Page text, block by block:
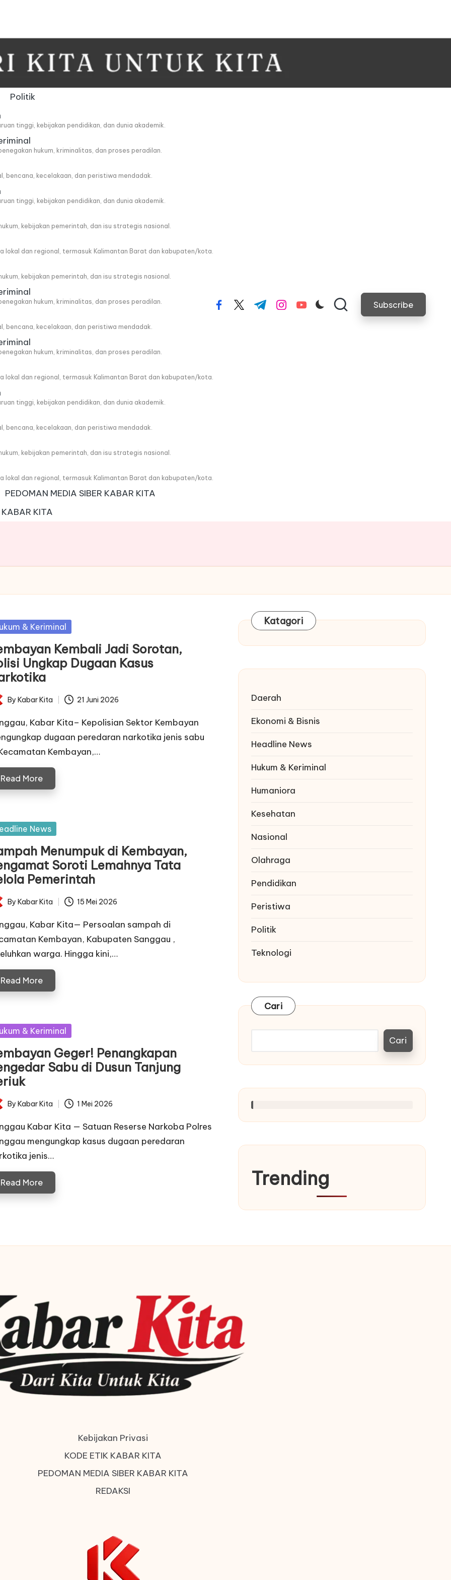
Politik
tinggi, kebijakan pendidikan, dan dunia akademik.
hukum, kriminalitas, dan proses peradilan.
bencana, kecelakaan, dan peristiwa mendadak.
tinggi, kebijakan pendidikan, dan dunia akademik.
kebijakan pemerintah, dan isu strategis nasional.
lokal dan regional, termasuk Kalimantan Barat dan kabupaten/kota.
kebijakan pemerintah, dan isu strategis nasional.
hukum, kriminalitas, dan proses peradilan.
bencana, kecelakaan, dan peristiwa mendadak.
hukum, kriminalitas, dan proses peradilan.
lokal dan regional, termasuk Kalimantan Barat dan kabupaten/kota.
tinggi, kebijakan pendidikan, dan dunia akademik.
bencana, kecelakaan, dan peristiwa mendadak.
kebijakan pemerintah, dan isu strategis nasional.
lokal dan regional, termasuk Kalimantan Barat dan kabupaten/kota.
PEDOMAN MEDIA SIBER KABAR KITA
KABAR KITA
facebook.com
twitter.com
t.me instagram.com
youtube.com Subscribe
& Keriminal
Kembali Jadi Sorotan,
Ungkap Dugaan Kasus
By Kabar Kita 21 Juni 2026
Kabar Kita– Kepolisian Sektor Kembayan
dugaan peredaran narkotika jenis sabu
Kembayan,…
Read More
News
Menumpuk di Kembayan,
Soroti Lemahnya Tata
Pemerintah
By Kabar Kita 15 Mei 2026
Kabar Kita— Persoalan sampah di
Kembayan, Kabupaten Sanggau ,
warga. Hingga kini,…
Read More
& Keriminal
Geger! Penangkapan
Sabu di Dusun Tanjung
By Kabar Kita 1 Mei 2026
Kabar Kita — Satuan Reserse Narkoba Polres
mengungkap kasus dugaan peredaran
jenis…
Read More
Katagori
Daerah
Ekonomi & Bisnis
Headline News
Hukum & Keriminal
Humaniora
Kesehatan
Nasional
Olahraga
Pendidikan
Peristiwa
Politik
Teknologi
Cari
Cari
Trending
Kebijakan Privasi
KODE ETIK KABAR KITA
PEDOMAN MEDIA SIBER KABAR KITA
REDAKSI